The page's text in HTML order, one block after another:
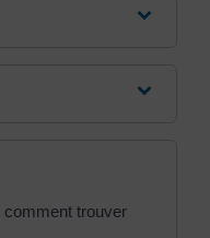
comment trouver